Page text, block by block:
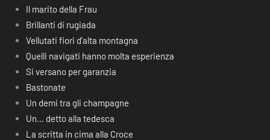
Il marito della Frau
Brillanti di rugiada
Vellutati fiori d’alta montagna
Quelli navigati hanno molta esperienza
Si versano per garanzia
Bastonate
Un demi tra gli champagne
Un… detto alla tedesca
La scritta in cima alla Croce